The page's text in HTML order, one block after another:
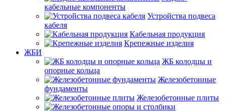
кабельные компоненты
Устройства подвеса
кабеля
Кабельная продукция
Крепежные изделия
ЖБИ
ЖБ колодцы и
опорные кольца
Железобетонные
фундаменты
Железобетонные плиты